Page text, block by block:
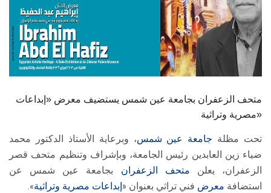
الخريجين
الموظفون
الزائـرون
متحف الزعفران بجامعة عين شمس يستضيف معرض «إبداعات
مصرية وتراثية»
تحت مظلة جامعة عين شمس، وبرعاية الأستاذ الدكتور محمد
ضياء زين العابدين رئيس الجامعة، وبإشراف وتنظيم متحف قصر
الزعفران، يعلن متحف الزعفران بجامعة عين شمس عن
استضافة معرض فني تراثي بعنوان « إبداعات مصرية وتراثية».